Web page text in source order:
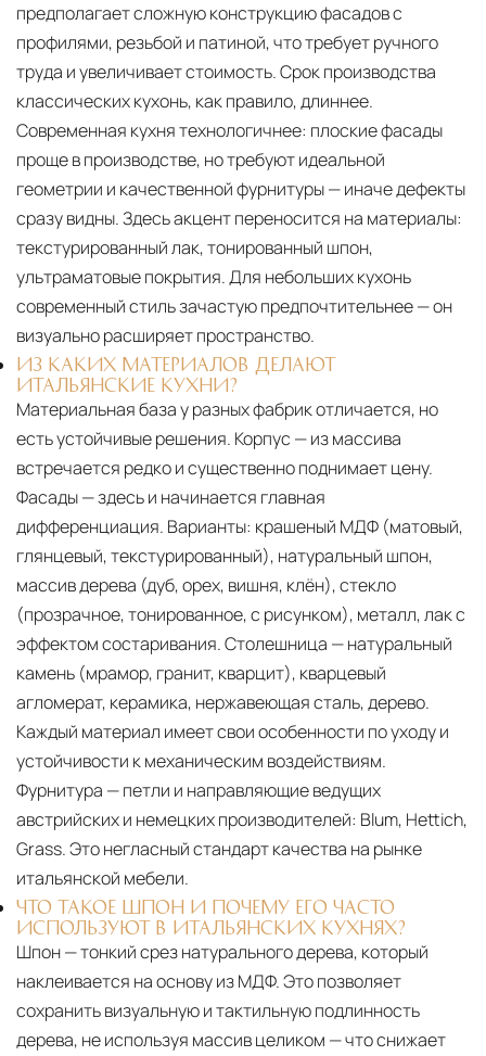
предполагает сложную конструкцию фасадов с
профилями, резьбой и патиной, что требует ручного
труда и увеличивает стоимость. Срок производства
классических кухонь, как правило, длиннее.
Современная кухня технологичнее: плоские фасады
проще в производстве, но требуют идеальной
геометрии и качественной фурнитуры — иначе дефекты
сразу видны. Здесь акцент переносится на материалы:
текстурированный лак, тонированный шпон,
ультраматовые покрытия. Для небольших кухонь
современный стиль зачастую предпочтительнее — он
визуально расширяет пространство.
ИЗ КАКИХ МАТЕРИАЛОВ ДЕЛАЮТ
ИТАЛЬЯНСКИЕ КУХНИ?
Материальная база у разных фабрик отличается, но
есть устойчивые решения. Корпус — из массива
встречается редко и существенно поднимает цену.
Фасады — здесь и начинается главная
дифференциация. Варианты: крашеный МДФ (матовый,
глянцевый, текстурированный), натуральный шпон,
массив дерева (дуб, орех, вишня, клён), стекло
(прозрачное, тонированное, с рисунком), металл, лак с
эффектом состаривания. Столешница — натуральный
камень (мрамор, гранит, кварцит), кварцевый
агломерат, керамика, нержавеющая сталь, дерево.
Каждый материал имеет свои особенности по уходу и
устойчивости к механическим воздействиям.
Фурнитура — петли и направляющие ведущих
австрийских и немецких производителей: Blum, Hettich,
Grass. Это негласный стандарт качества на рынке
итальянской мебели.
ЧТО ТАКОЕ ШПОН И ПОЧЕМУ ЕГО ЧАСТО
ИСПОЛЬЗУЮТ В ИТАЛЬЯНСКИХ КУХНЯХ?
Шпон — тонкий срез натурального дерева, который
наклеивается на основу из МДФ. Это позволяет
сохранить визуальную и тактильную подлинность
дерева, не используя массив целиком — что снижает